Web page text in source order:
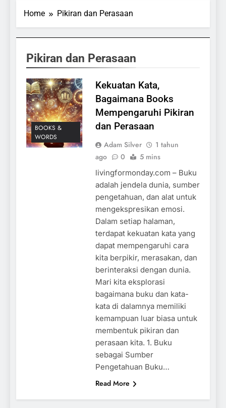
Home Pikiran dan Perasaan
Pikiran dan Perasaan
BOOKS &
WORDS
Kekuatan Kata,
Bagaimana Books
Mempengaruhi Pikiran
dan Perasaan
Adam Silver
1 tahun
ago
0 5 mins
livingformonday.com – Buku
adalah jendela dunia, sumber
pengetahuan, dan alat untuk
mengekspresikan emosi.
Dalam setiap halaman,
terdapat kekuatan kata yang
dapat mempengaruhi cara
kita berpikir, merasakan, dan
berinteraksi dengan dunia.
Mari kita eksplorasi
bagaimana buku dan kata-
kata di dalamnya memiliki
kemampuan luar biasa untuk
membentuk pikiran dan
perasaan kita. 1. Buku
sebagai Sumber
Pengetahuan Buku…
Read More